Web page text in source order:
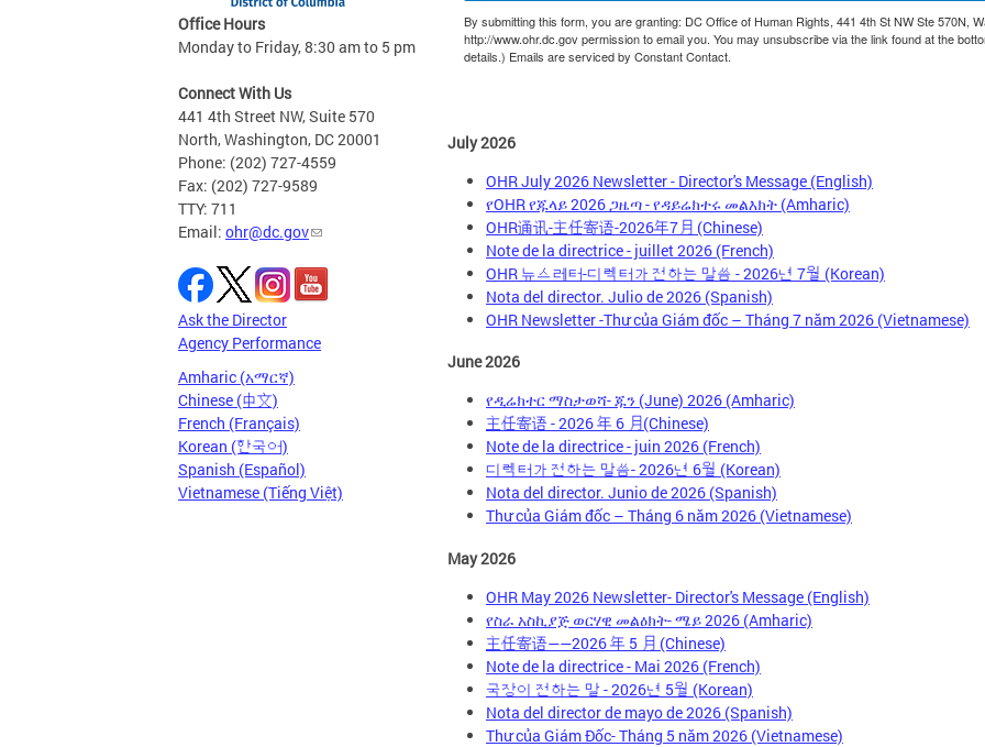
Office Hours
Monday to Friday, 8:30 am to 5 pm
Connect With Us
441 4th Street NW, Suite 570
North, Washington, DC 20001
Phone: (202) 727-4559
Fax: (202) 727-9589
TTY: 711
Email: ohr@dc.gov
Ask the Director
Agency Performance
Amharic (አማርኛ)
Chinese (中文)
French (Français)
Korean (한국어)
Spanish (Español)
Vietnamese (Tiếng Việt)
By submitting this form, you are granting: DC Office of Human Rights, 441 4th St NW Ste 570N,
http://www.ohr.dc.gov permission to email you. You may unsubscribe via the link found at the
details.) Emails are serviced by Constant Contact.
July 2026
OHR July 2026 Newsletter - Director's Message (English)
የOHR የጁላይ 2026 ጋዜጣ - የዳይሬክተሩ መልእክት (Amharic)
OHR通讯-主任寄语-2026年7月 (Chinese)
Note de la directrice - juillet 2026 (French)
OHR 뉴스레터-디렉터가 전하는 말씀 - 2026년 7월 (Korean)
Nota del director. Julio de 2026 (Spanish)
OHR Newsletter -Thư của Giám đốc – Tháng 7 năm 2026 (Vietnamese)
June 2026
የዲሬክተር ማስታወሻ- ጁን (June) 2026 (Amharic)
主任寄语 - 2026 年 6 月(Chinese)
Note de la directrice - juin 2026 (French)
디렉터가 전하는 말씀- 2026년 6월 (Korean)
Nota del director. Junio de 2026 (Spanish)
Thư của Giám đốc – Tháng 6 năm 2026 (Vietnamese)
May 2026
OHR May 2026 Newsletter- Director's Message (English)
የስራ አስኪያጅ ወርሃዊ መልዕክት- ሜይ 2026 (Amharic)
主任寄语——2026 年 5 月 (Chinese)
Note de la directrice - Mai 2026 (French)
국장이 전하는 말 - 2026년 5월 (Korean)
Nota del director de mayo de 2026 (Spanish)
Thư của Giám Đốc- Tháng 5 năm 2026 (Vietnamese)